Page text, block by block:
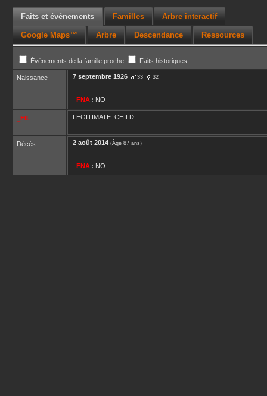
Faits et événements Familles Arbre interactif
Google Maps™ Arbre Descendance Ressources
Événements de la famille proche Faits historiques
Naissance 7 septembre 1926 33 32
_FNA : NO
_FIL LEGITIMATE_CHILD
Décès 2 août 2014 (Âge 87 ans)
_FNA : NO